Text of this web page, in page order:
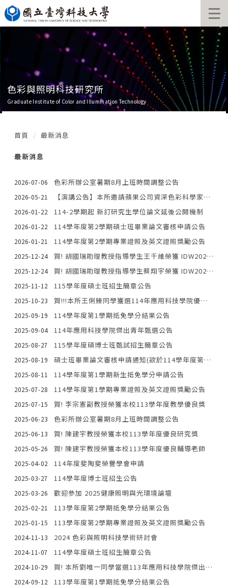
跳
到
主
容
區
色彩與照明科技研究所
Graduate Institute of Color and Illumination Technology
首頁 最新消息
最新消息
2026-07-06 色彩所辦公室暑期8月上班時間調整公告
2026-05-21 【演講公告】本所邀請蘋果公司資深色彩科學家Dr. Francisco Imai到校演講
2026-01-22 114-2學期起 新訂研究生學位論文延後公開機制
2026-01-22 114學年度第2學期碩士班畢業論文審核申請公告
2026-01-21 114學年度第2學期專業證照及英文證照獎勵公告
2025-12-24 賀! 胡國瑞助理教授指導學生王千維榮獲 IDW2025 Outstanding Poster Paper Award
2025-12-24 賀! 胡國瑞助理教授指導學生蔡翔宇榮獲 IDW2025 最佳論文獎
2025-11-12 115學年度碩士班招生簡章公告
2025-10-23 賀!!!本所王俐臻同學獲選114年應用科技學院優秀青年
2025-09-19 114學年度第1學期抵免學分結果公告
2025-09-04 114年應用科技學院傑出青年甄選公告
2025-08-27 115學年度碩博士班甄試招生簡章公告
2025-08-19 碩士班畢業論文審核申請通知(欲於114學年度第1學期畢業口試者)
2025-08-11 114學年度第1學期新生抵免學分申請公告
2025-07-28 114學年度第1學期專業證照及英文證照獎勵公告
2025-07-15 賀! 李宗憲副教授榮獲本校113學年度教學優良獎
2025-06-23 色彩所辦公室暑期8月上班時間調整公告
2025-06-13 賀! 陳建宇教授榮獲本校113學年度優良研究獎
2025-05-26 賀! 陳建宇教授榮獲本校113學年度優良輔導老師
2025-04-02 114年度斐陶斐榮譽學會申請
2025-03-27 114學年度博士班招生公告
2025-03-26 歡迎參加 2025健康照明與光環境論壇
2025-02-21 113學年度第2學期抵免學分結果公告
2025-01-15 113學年度第2學期專業證照及英文證照獎勵公告
2024-11-13 2024 色彩與照明科技學術研討會
2024-11-07 114學年度碩士班招生簡章公告
2024-10-29 賀! 本所劉唯一同學當選113年應用科技學院傑出青年
2024-09-12 113學年度第1學期抵免學分結果公告